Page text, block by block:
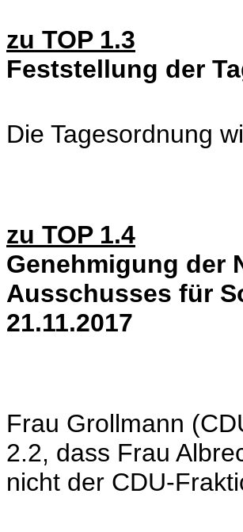
zu TOP 1.3
Feststellung der
Die Tagesordnung
zu TOP 1.4
Genehmigung der
Ausschusses für
21.11.2017
Frau Grollmann
2.2, dass Frau
nicht der CDU-